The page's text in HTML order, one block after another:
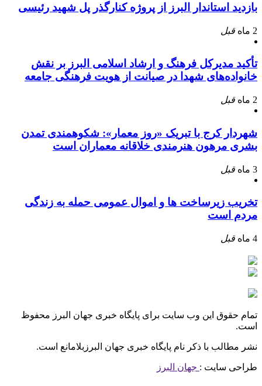
بازدید استاندار البرز از پروژه کنارگذر پل شهید رئیسی
2 ماه قبل
تأکید مدیرکل فرهنگ و ارشاد اسلامی البرز بر نقش
خانواده‌های شهدا در صیانت از هویت فرهنگی جامعه
2 ماه قبل
شهردار کرج با تبریک «روز معمار»: شکوهمندی تمدن
بشری مرهون هنرمندی خلاقانه معماران است
3 ماه قبل
تخریب زیرساخت ها و اموال عمومی حمله به زندگی
مردم است
4 ماه قبل
تمام حقوق این وب سایت برای پایگاه خبری جهان البرز محفوظ
است.
نشر مطالب با ذکر نام پایگاه خبری جهان البرزبلامانع است.
طراحی سایت : جهان البرز